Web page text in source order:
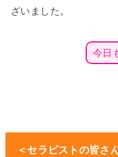
ざいました。
今日
＜セラピストの皆さ